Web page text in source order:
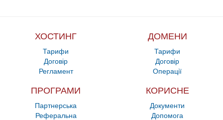
ХОСТИНГ
Тарифи
Договір
Регламент
ДОМЕНИ
Тарифи
Договір
Операції
ПРОГРАМИ
Партнерська
Реферальна
КОРИСНЕ
Документи
Допомога